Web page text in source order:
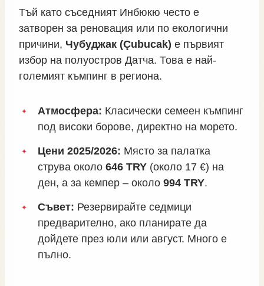
Тъй като съседният Инбюкю често е
затворен за реновация или по екологични
причини, Чубуджак (Çubucak) е първият
избор на полуостров Датча. Това е най-
големият къмпинг в региона.
Атмосфера: Класически семеен къмпинг
под високи борове, директно на морето.
Цени 2025/2026: Място за палатка
струва около 646 TRY (около 17 €) на
ден, а за кемпер – около 994 TRY.
Съвет: Резервирайте седмици
предварително, ако планирате да
дойдете през юли или август. Много е
пълно.